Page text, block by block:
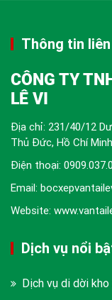
Thông tin
CÔNG TY
LÊ VI
Địa chỉ: 231/40/12
Thủ Đức, Hồ Chí
Điện thoại:
Email:
Website:
Dịch vụ nổi
Dịch vụ di dời